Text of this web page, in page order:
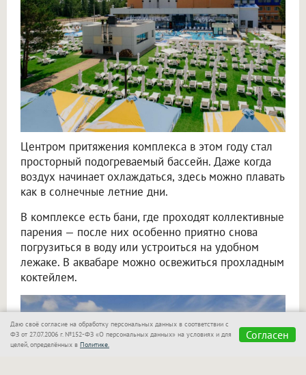
Центром притяжения комплекса в этом году стал
просторный подогреваемый бассейн. Даже когда
воздух начинает охлаждаться, здесь можно плавать
как в солнечные летние дни.
В комплексе есть бани, где проходят коллективные
парения — после них особенно приятно снова
погрузиться в воду или устроиться на удобном
лежаке. В аквабаре можно освежиться прохладным
коктейлем.
Даю своё согласие на обработку персональных данных в соответствии с
ФЗ от 27.07.2006 г. №152-ФЗ «О персональных данных» на условиях и для
целей, определённых в Политике.
Согласен